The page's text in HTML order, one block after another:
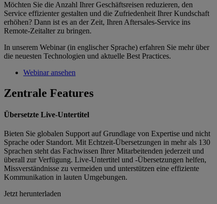
Möchten Sie die Anzahl Ihrer Geschäftsreisen reduzieren, den
Service effizienter gestalten und die Zufriedenheit Ihrer Kundschaft
erhöhen? Dann ist es an der Zeit, Ihren Aftersales-Service ins
Remote-Zeitalter zu bringen.
In unserem Webinar (in englischer Sprache) erfahren Sie mehr über
die neuesten Technologien und aktuelle Best Practices.
Webinar ansehen
Zentrale Features
Übersetzte Live-Untertitel
Bieten Sie globalen Support auf Grundlage von Expertise und nicht
Sprache oder Standort. Mit Echtzeit-Übersetzungen in mehr als 130
Sprachen steht das Fachwissen Ihrer Mitarbeitenden jederzeit und
überall zur Verfügung. Live-Untertitel und -Übersetzungen helfen,
Missverständnisse zu vermeiden und unterstützen eine effiziente
Kommunikation in lauten Umgebungen.
Jetzt herunterladen